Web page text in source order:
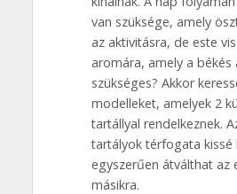
van szüksége, amely
az aktivitásra, de este
aromára, amely a békés
szükséges? Akkor
modelleket, amelyek 2
tartállyal rendelkeznek.
tartályok térfogata kissé
egyszerűen átválthat az
másikra.